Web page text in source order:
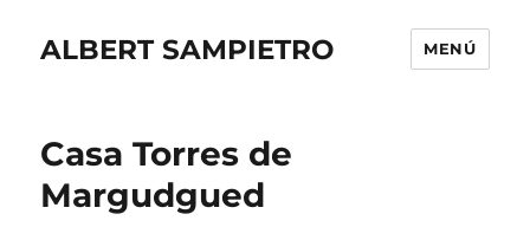
ALBERT SAMPIETRO MENÚ
Casa Torres de
Margudgued